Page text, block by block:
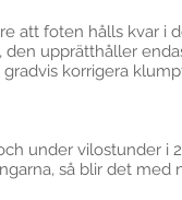
att foten hålls kvar i
den upprätthåller
korrigera
under vilostunder i
så blir det med